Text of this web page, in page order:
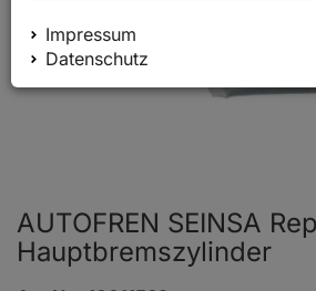
AUTOFREN SEINSA
Hauptbremszylinder
Impressum
Datenschutz